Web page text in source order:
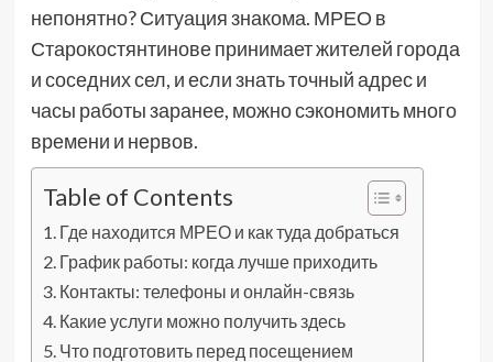
непонятно? Ситуация знакома. МРЕО в
Старокостянтинове принимает жителей города
и соседних сел, и если знать точный адрес и
часы работы заранее, можно сэкономить много
времени и нервов.
Table of Contents
Где находится МРЕО и как туда добраться
График работы: когда лучше приходить
Контакты: телефоны и онлайн-связь
Какие услуги можно получить здесь
Что подготовить перед посещением